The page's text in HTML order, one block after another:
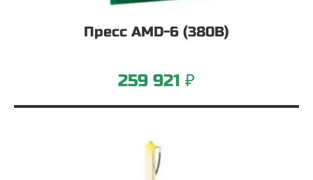
Пресс AMD-6 (380В)
259 921 ₽